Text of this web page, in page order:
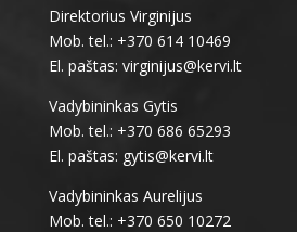
Direktorius Virginijus
Mob. tel.: +370 614 10469
El. paštas: virginijus@kervi.lt
Vadybininkas Gytis
Mob. tel.: +370 686 65293
El. paštas: gytis@kervi.lt
Vadybininkas Aurelijus
Mob. tel.: +370 650 10272